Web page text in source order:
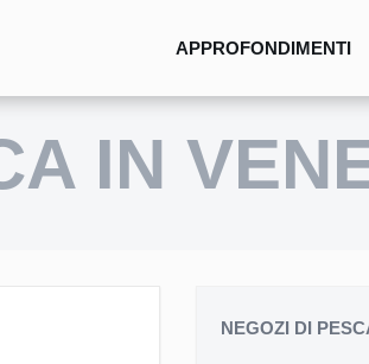
APPROFONDIMENTI
IN
NEGOZI DI